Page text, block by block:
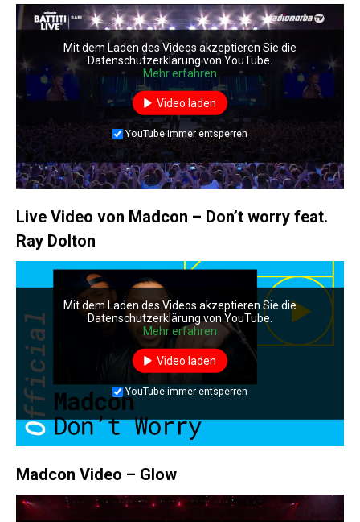
Mit dem Laden des Videos akzeptieren Sie die
Datenschutzerklärung von YouTube.
Mehr erfahren
Video laden
YouTube immer entsperren
Live Video von Madcon – Don’t worry feat.
Ray Dolton
Mit dem Laden des Videos akzeptieren Sie die
Datenschutzerklärung von YouTube.
Mehr erfahren
Video laden
YouTube immer entsperren
Madcon Video – Glow